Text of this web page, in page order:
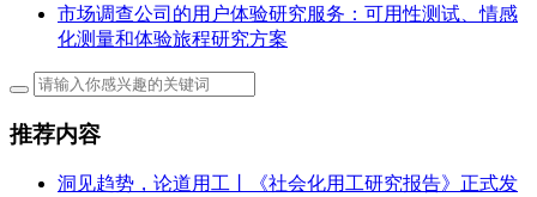
市场调查公司的用户体验研究服务：可用性测试、情感
化测量和体验旅程研究方案
推荐内容
洞见趋势，论道用工丨《社会化用工研究报告》正式发